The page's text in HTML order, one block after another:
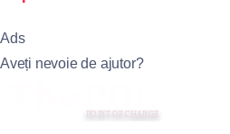
Ads
Aveți nevoie de ajutor?